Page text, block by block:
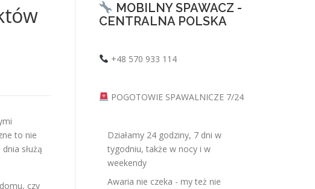
to nie
służą
czy
MOBILNY SPAWACZ -
CENTRALNA POLSKA
+48 570 933 114
POGOTOWIE SPAWALNICZE 7/24
Działamy 24 godziny, 7 dni w
tygodniu, także w nocy i w
weekendy
Awaria nie czeka - my też nie